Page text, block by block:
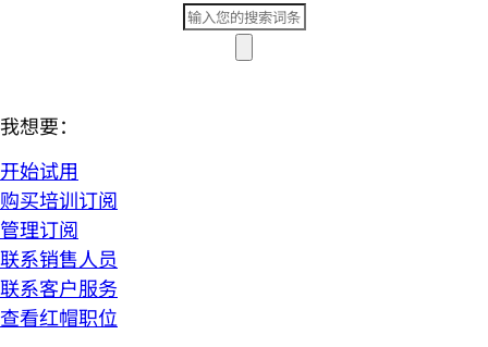
我想要：
开始试用
购买培训订阅
管理订阅
联系销售人员
联系客户服务
查看红帽职位